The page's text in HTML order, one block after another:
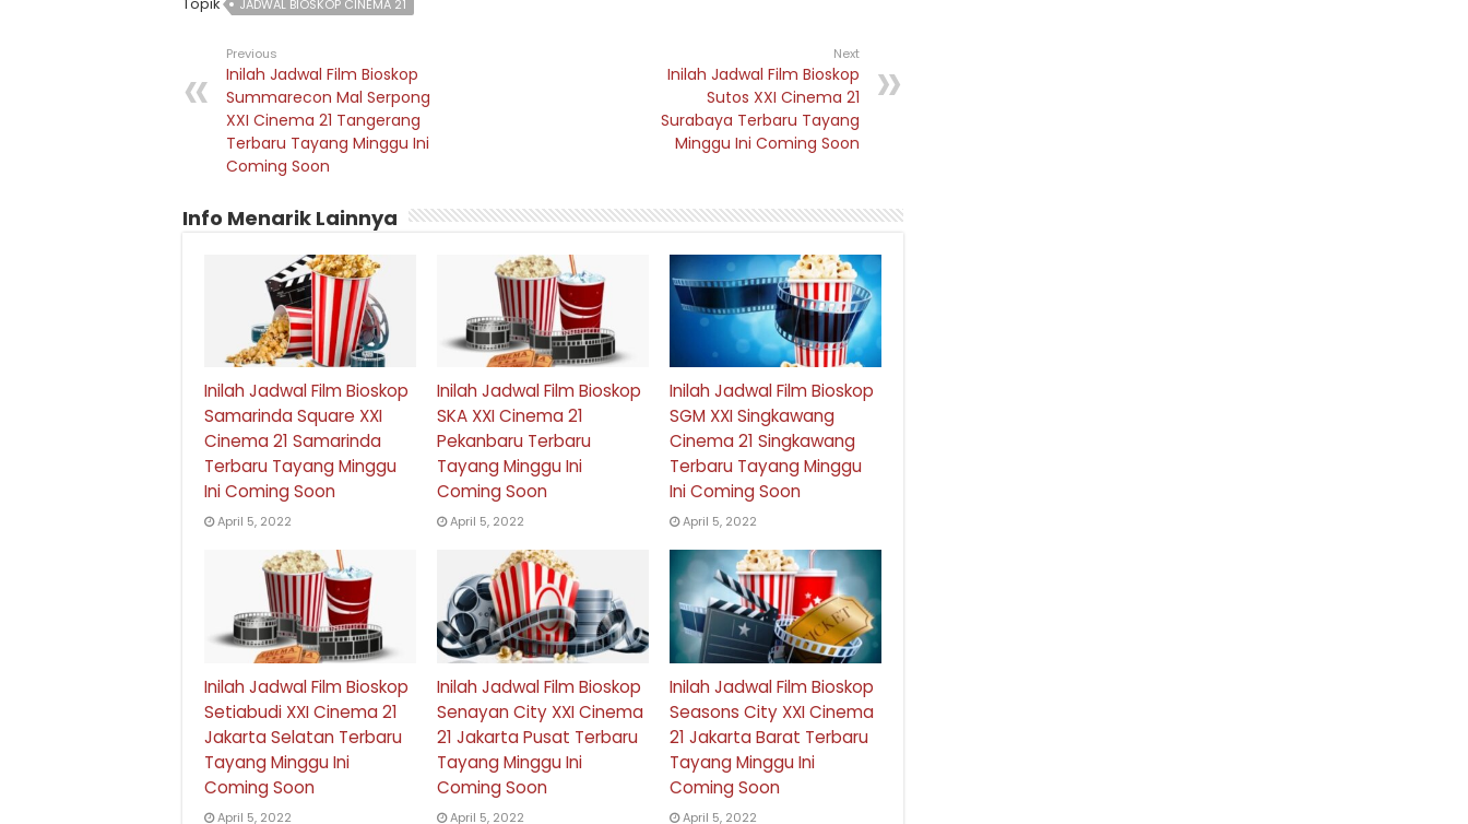
JADWAL BIOSKOP CINEMA 21
Previous
Inilah Jadwal Film Bioskop
Summarecon Mal Serpong
XXI Cinema 21 Tangerang
Terbaru Tayang Minggu Ini
Coming Soon
Next
Inilah Jadwal Film Bioskop
Sutos XXI Cinema 21
Surabaya Terbaru Tayang
Minggu Ini Coming Soon
Info Menarik Lainnya
Inilah Jadwal Film Bioskop
Samarinda Square XXI
Cinema 21 Samarinda
Terbaru Tayang Minggu
Ini Coming Soon
April 5, 2022
Inilah Jadwal Film Bioskop
SKA XXI Cinema 21
Pekanbaru Terbaru
Tayang Minggu Ini
Coming Soon
April 5, 2022
Inilah Jadwal Film Bioskop
SGM XXI Singkawang
Cinema 21 Singkawang
Terbaru Tayang Minggu
Ini Coming Soon
April 5, 2022
Inilah Jadwal Film Bioskop
Setiabudi XXI Cinema 21
Jakarta Selatan Terbaru
Tayang Minggu Ini
Coming Soon
April 5, 2022
Inilah Jadwal Film Bioskop
Senayan City XXI Cinema
21 Jakarta Pusat Terbaru
Tayang Minggu Ini
Coming Soon
April 5, 2022
Inilah Jadwal Film Bioskop
Seasons City XXI Cinema
21 Jakarta Barat Terbaru
Tayang Minggu Ini
Coming Soon
April 5, 2022